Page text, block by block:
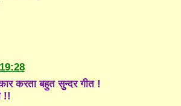
करता बहुत सुन्दर गीत !
!!